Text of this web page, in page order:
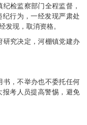
检监察部门全程监督，
行为，一经发现严肃处
现，取消资格。
究决定，河棚镇党建办
，不举办也不委托任何
考人员提高警惕，避免